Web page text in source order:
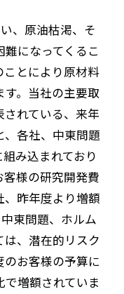
、原油枯渇、そ
になってくるこ
ことにより原材料
。当社の主要取
れている、来年
各社、中東問題
み込まれており
客様の研究開発費
、昨年度より増額
東問題、ホルム
、潜在的リスク
のお客様の予算に
増額されていま